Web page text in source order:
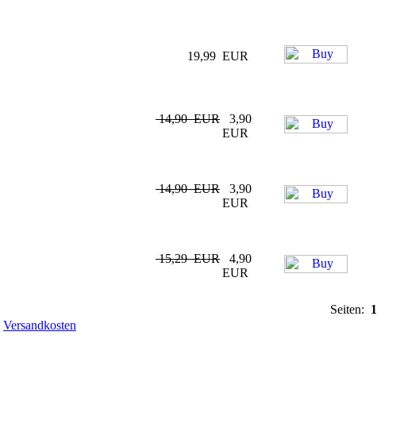
19,99 EUR
14,90 EUR
3,90
EUR
14,90 EUR
3,90
EUR
15,29 EUR
4,90
EUR
Seiten: 1
Versandkosten